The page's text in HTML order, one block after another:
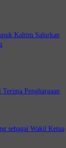
Kaltim Salurkan
Penghargaan
sebagai Wakil Ketua